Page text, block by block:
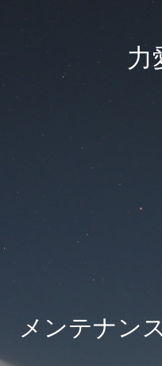
力
メンテナン